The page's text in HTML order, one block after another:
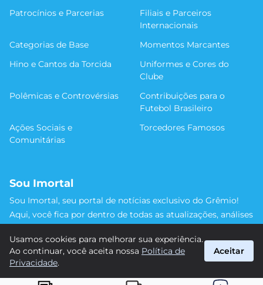
Patrocínios e Parcerias
Filiais e Parceiros
Internacionais
Categorias de Base
Momentos Marcantes
Hino e Cantos da Torcida
Uniformes e Cores do
Clube
Polêmicas e Controvérsias
Contribuições para o
Futebol Brasileiro
Ações Sociais e
Comunitárias
Torcedores Famosos
Sou Imortal
Sou Imortal, seu portal de notícias exclusivo do Grêmio!
Aqui, você fica por dentro de todas as atualizações, análises
detalhe da trajetória do nosso time rumo às vitórias!
#Grêmio #SouImortal
Usamos cookies para melhorar sua experiência.
Ao continuar, você aceita nossa Política de
Privacidade.
Aceitar